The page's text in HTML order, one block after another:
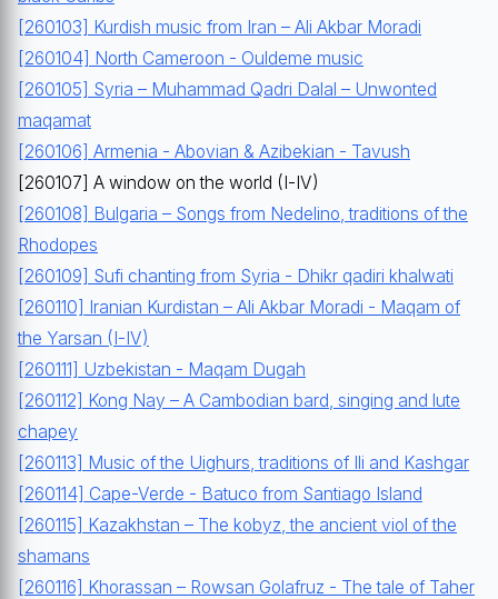
[260103] Kurdish music from Iran – Ali Akbar Moradi
[260104] North Cameroon - Ouldeme music
[260105] Syria – Muhammad Qadri Dalal – Unwonted
maqamat
[260106] Armenia - Abovian & Azibekian - Tavush
[260107] A window on the world (I-IV)
[260108] Bulgaria – Songs from Nedelino, traditions of the
Rhodopes
[260109] Sufi chanting from Syria - Dhikr qadiri khalwati
[260110] Iranian Kurdistan – Ali Akbar Moradi - Maqam of
the Yarsan (I-IV)
[260111] Uzbekistan - Maqam Dugah
[260112] Kong Nay – A Cambodian bard, singing and lute
chapey
[260113] Music of the Uighurs, traditions of Ili and Kashgar
[260114] Cape-Verde - Batuco from Santiago Island
[260115] Kazakhstan – The kobyz, the ancient viol of the
shamans
[260116] Khorassan – Rowsan Golafruz - The tale of Taher